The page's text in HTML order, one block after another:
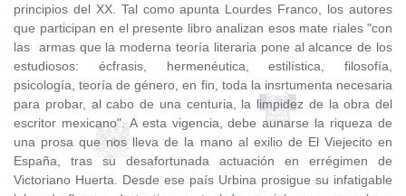
principios del XX. Tal como apunta Lourdes Franco, los autores
que participan en el presente libro analizan esos mate­ riales "con
las armas que la moderna teoría literaria pone al alcance de los
estudiosos: écfrasis, hermenéutica, estilística, filosofía,
psicología, teoría de género, en fin, toda la insrtumenta necesaria
para probar, al cabo de una centuria, la limpidez de la obra del
escritor mexicano". A esta vigencia, debe aunarse la riqueza de
una prosa que nos lleva de la mano al exilio de El Viejecito en
España, tras su desafortunada actuación en errégimen de
Victoriano Huerta. Desde ese país Urbina prosigue su infatigable